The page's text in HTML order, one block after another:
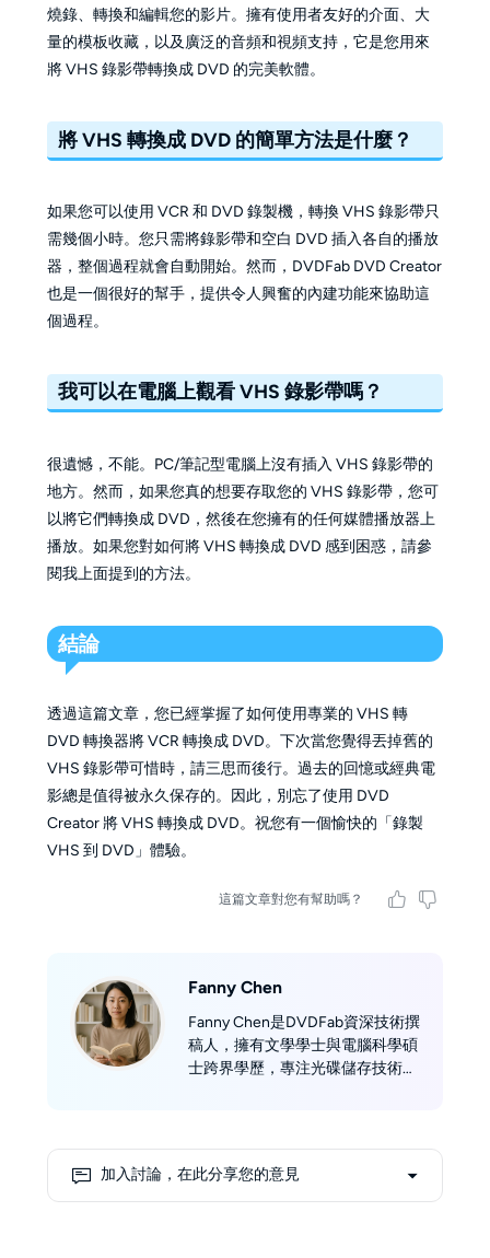
燒錄、轉換和編輯您的影片。擁有使用者友好的介面、大
量的模板收藏，以及廣泛的音頻和視頻支持，它是您用來
將 VHS 錄影帶轉換成 DVD 的完美軟體。
將 VHS 轉換成 DVD 的簡單方法是什麼？
如果您可以使用 VCR 和 DVD 錄製機，轉換 VHS 錄影帶只
需幾個小時。您只需將錄影帶和空白 DVD 插入各自的播放
器，整個過程就會自動開始。然而，DVDFab DVD Creator
也是一個很好的幫手，提供令人興奮的內建功能來協助這
個過程。
我可以在電腦上觀看 VHS 錄影帶嗎？
很遺憾，不能。PC/筆記型電腦上沒有插入 VHS 錄影帶的
地方。然而，如果您真的想要存取您的 VHS 錄影帶，您可
以將它們轉換成 DVD，然後在您擁有的任何媒體播放器上
播放。如果您對如何將 VHS 轉換成 DVD 感到困惑，請參
閱我上面提到的方法。
結論
透過這篇文章，您已經掌握了如何使用專業的 VHS 轉
DVD 轉換器將 VCR 轉換成 DVD。下次當您覺得丟掉舊的
VHS 錄影帶可惜時，請三思而後行。過去的回憶或經典電
影總是值得被永久保存的。因此，別忘了使用 DVD
Creator 將 VHS 轉換成 DVD。祝您有一個愉快的「錄製
VHS 到 DVD」體驗。
這篇文章對您有幫助嗎？
Fanny Chen
Fanny Chen是DVDFab資深技術撰
稿人，擁有文學學士與電腦科學碩
士跨界學歷，專注光碟儲存技術領
於光碟儲存技術領域時，你會發現
她背著徠卡相機穿梭於奇萊山徑，
加入討論，在此分享您的意見